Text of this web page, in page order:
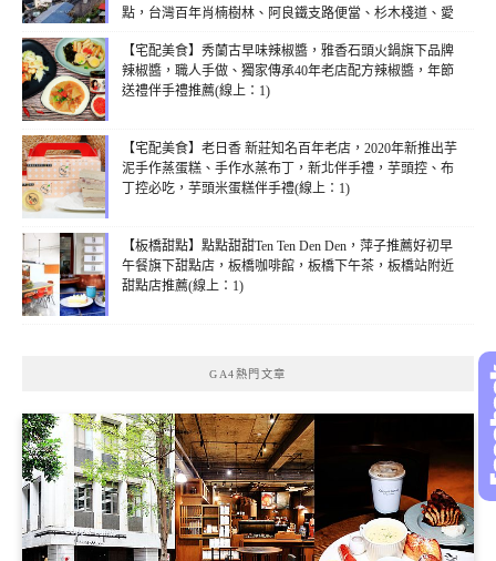
點，台灣百年肖楠樹林、阿良鐵支路便當、杉木棧道、愛
國觀光客必訪阿里山，奮起湖周邊景點，台灣好行阿里山
線，奮起湖風景區，奮起湖私房景點，奮起湖美食
2017(線上：1)
【宅配美食】秀蘭古早味辣椒醬，雅香石頭火鍋旗下品牌
辣椒醬，職人手做、獨家傳承40年老店配方辣椒醬，年節
送禮伴手禮推薦(線上：1)
【宅配美食】老日香 新莊知名百年老店，2020年新推出芋
泥手作蒸蛋糕、手作水蒸布丁，新北伴手禮，芋頭控、布
丁控必吃，芋頭米蛋糕伴手禮(線上：1)
【板橋甜點】點點甜甜Ten Ten Den Den，萍子推薦好初早
午餐旗下甜點店，板橋咖啡館，板橋下午茶，板橋站附近
甜點店推薦(線上：1)
GA4熱門文章